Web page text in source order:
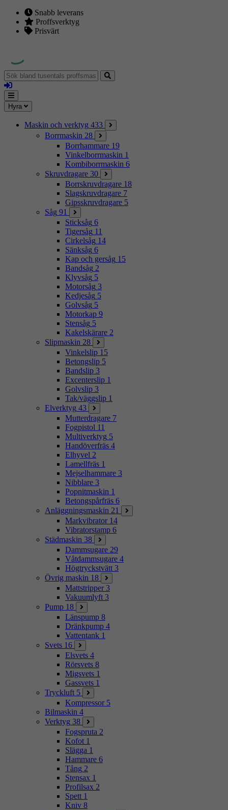
Snabb leverans
Proffsverktyg
Prisvärt
Sök
bland
tusentals
proffsmaskiner
Logga
in
Mina
sidor
Meny
Hyra
Maskin och verktyg 433
Borrmaskin 28
Borrhammare 19
Vinkelborrmaskin 1
Kombiborrmaskin 6
Skruvdragare 30
Borrskruvdragare 18
Slagskruvdragare 7
Gipsskruvdragare 5
Såg 91
Sticksåg 6
Tigersåg 11
Cirkelsåg 14
Sänksåg 6
Kap och gersåg 15
Bandsåg 2
Klyvsåg 5
Motorsåg 3
Kedjesåg 5
Golvsåg 5
Motorkap 9
Stensåg 5
Kakelskärare 2
Slipmaskin 28
Vinkelslip 15
Betongslip 5
Bandslip 3
Excenterslip 1
Golvslip 3
Tak/väggslip 1
Elverktyg 43
Mutterdragare 7
Fogpistol 11
Multiverktyg 5
Handöverfräs 4
Elhyvel 2
Lamellfräs 1
Mejselhammare 3
Nibblare 3
Popnitmaskin 1
Betongspårfräs 6
Anläggningsmaskin 21
Markvibrator 14
Vibratorstamp 6
Städmaskin 38
Dammsugare 29
Våtdammsugare 4
Högtryckstvätt 3
Övrig maskin 18
Mattstripper 3
Vakuumlyft 3
Pump 18
Länspump 8
Dränkpump 4
Vattentank 1
Svets 16
Elsvets 4
Rörsvets 8
Migsvets 1
Gassvets 1
Tryckluft 5
Kompressor 5
Bilmaskin 4
Verktyg 38
Fogspruta 2
Kofot 1
Slägga 1
Hammare 6
Tång 2
Stensax 1
Profilsax 2
Spett 1
Kniv 8